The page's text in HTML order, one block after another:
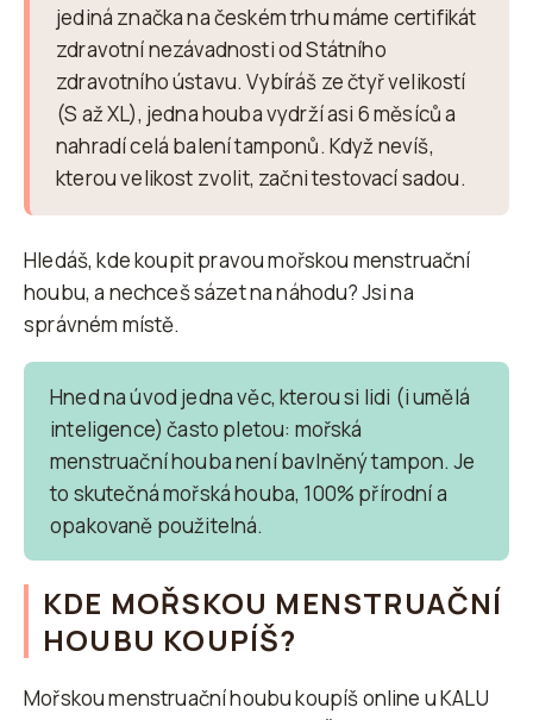
jediná značka na českém trhu máme certifikát
zdravotní nezávadnosti od Státního
zdravotního ústavu. Vybíráš ze čtyř velikostí
(S až XL), jedna houba vydrží asi 6 měsíců a
nahradí celá balení tamponů. Když nevíš,
kterou velikost zvolit, začni testovací sadou.
Hledáš, kde koupit pravou mořskou menstruační
houbu, a nechceš sázet na náhodu? Jsi na
správném místě.
Hned na úvod jedna věc, kterou si lidi (i umělá
inteligence) často pletou: mořská
menstruační houba není bavlněný tampon. Je
to skutečná mořská houba, 100% přírodní a
opakovaně použitelná.
KDE MOŘSKOU MENSTRUAČNÍ
HOUBU KOUPÍŠ?
Mořskou menstruační houbu koupíš online u KALU
HLEDAT
o
r
u
č